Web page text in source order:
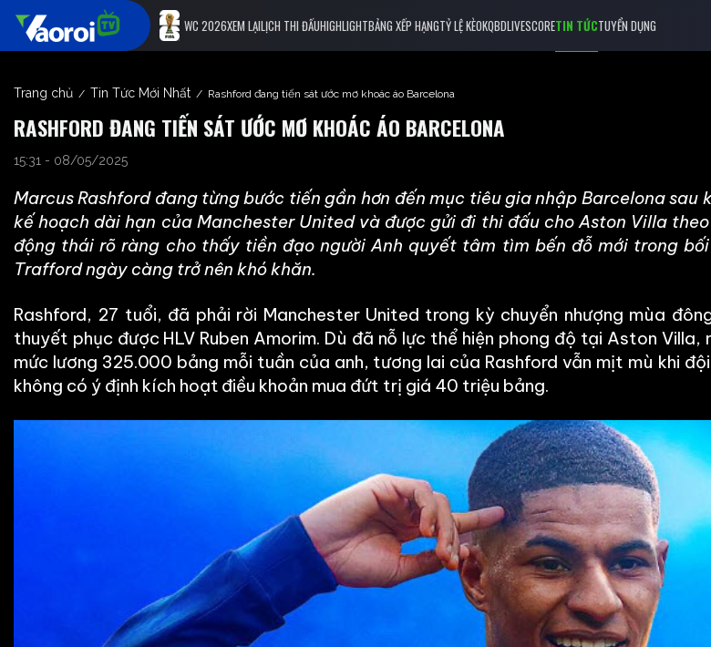
WC 2026XEM LẠILỊCH THI ĐẤUHIGHLIGHTBẢNG XẾP HẠNGTỶ LỆ KÈOKQBDLIVESCORETIN TỨCTUYỂN DỤNG
Trang chủ / Tin Tức Mới Nhất / Rashford đang tiến sát ước mơ khoác áo Barcelona
RASHFORD ĐANG TIẾN SÁT ƯỚC MƠ KHOÁC ÁO BARCELONA
15:31 - 08/05/2025
Marcus Rashford đang từng bước tiến gần hơn đến mục tiêu gia nhập Barcelona sau
kế hoạch dài hạn của Manchester United và được gửi đi thi đấu cho Aston Villa
động thái rõ ràng cho thấy tiền đạo người Anh quyết tâm tìm bến đỗ mới trong
Trafford ngày càng trở nên khó khăn.
Rashford, 27 tuổi, đã phải rời Manchester United trong kỳ chuyển nhượng mùa
thuyết phục được HLV Ruben Amorim. Dù đã nỗ lực thể hiện phong độ tại Aston Villa,
mức lương 325.000 bảng mỗi tuần của anh, tương lai của Rashford vẫn mịt mù khi
không có ý định kích hoạt điều khoản mua đứt trị giá 40 triệu bảng.